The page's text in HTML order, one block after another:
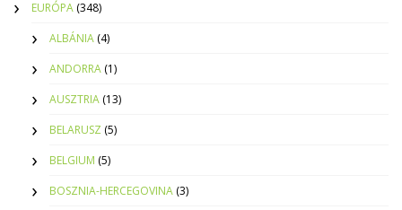
EURÓPA (348)
ALBÁNIA (4)
ANDORRA (1)
AUSZTRIA (13)
BELARUSZ (5)
BELGIUM (5)
BOSZNIA-HERCEGOVINA (3)